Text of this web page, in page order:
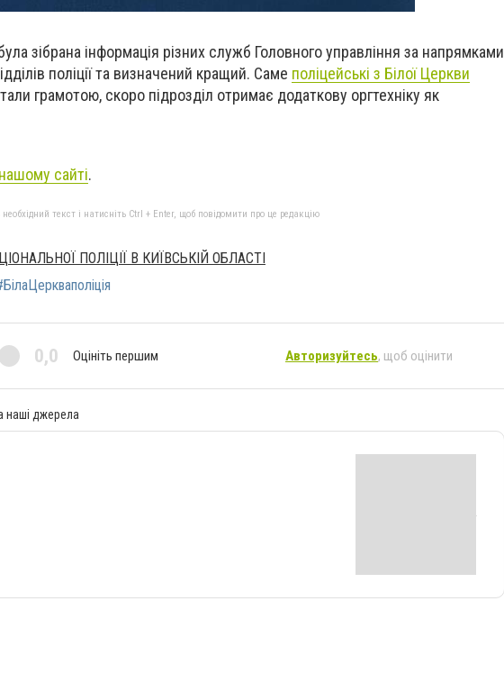
зібрана інформація різних служб Головного управління за напрямками
поліції та визначений кращий. Саме поліцейські з Білої Церкви
грамотою, скоро підрозділ отримає додаткову оргтехніку як
сайті.
текст і натисніть Ctrl + Enter, щоб повідомити про це редакцію
ПОЛІЦІЇ В КИЇВСЬКІЙ ОБЛАСТІ
0,0 Оцініть першим Авторизуйтесь, щоб оцінити
наші джерела